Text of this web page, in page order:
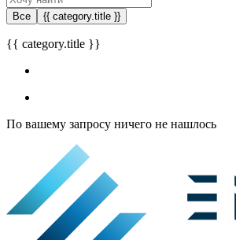
Все {{ category.title }}
{{ category.title }}
По вашему запросу ничего не нашлось